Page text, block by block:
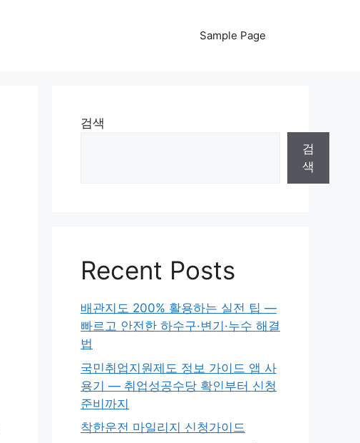
Sample Page
검색
검
색
Recent Posts
배관지도 200% 활용하는 실전 팁 —
빠르고 안전한 하수구·변기·누수 해결
법
국민취업지원제도 정보 가이드 앱 사
용기 — 취업성공수당 확인부터 신청
준비까지
착한운전 마일리지 신청가이드